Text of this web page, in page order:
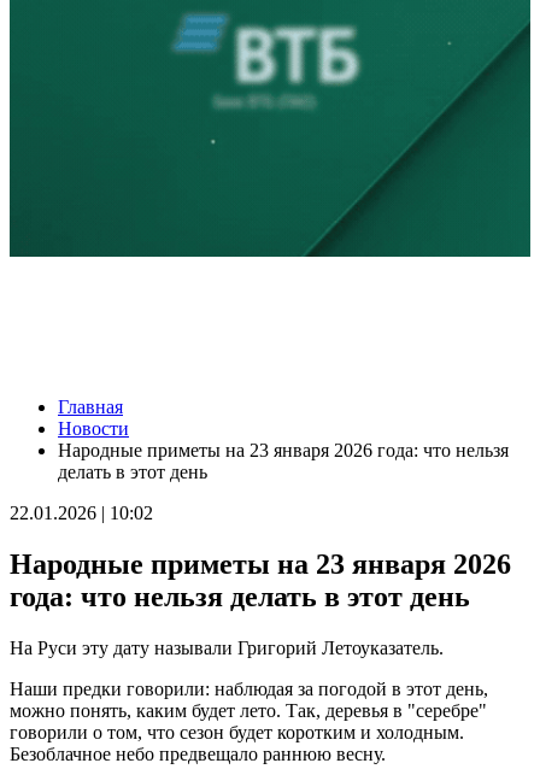
В Кошкинском районе благоустраивают 7 общественных
территорий
08.08.2026 | 08:07
+32 °C и вечерний дождь: погода в Самарской области 8
08.08.2026 | 07:08
ракетную и беспилотную опасность
08.08.2026 | 04:40
В Большой Глушице появится зона отдыха у воды
Вячеслав Федорищев: "Важно отмечать тех, кто всей душой и
вклад в ее развитие"
07.08.2026 | 21:21
В Самаре изменят схему движения шести автобусов с 8 до 12
августа
Главная
Новости
Народные приметы на 23 января 2026 года: что нельзя
делать в этот день
22.01.2026 | 10:02
Народные приметы на 23 января 2026
года: что нельзя делать в этот день
На Руси эту дату называли Григорий Летоуказатель.
Наши предки говорили: наблюдая за погодой в этот день,
можно понять, каким будет лето. Так, деревья в "серебре"
говорили о том, что сезон будет коротким и холодным.
Безоблачное небо предвещало раннюю весну.